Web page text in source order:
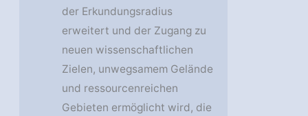
der Erkundungsradius
erweitert und der Zugang zu
neuen wissenschaftlichen
Zielen, unwegsamem Gelände
und ressourcenreichen
Gebieten ermöglicht wird, die